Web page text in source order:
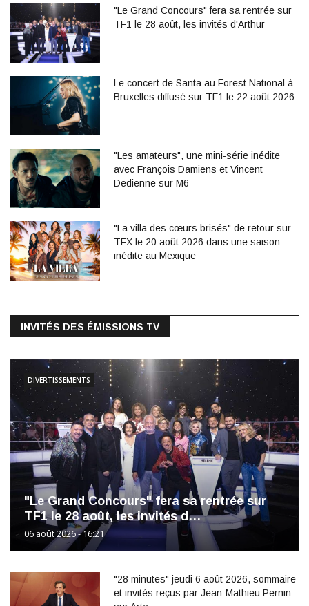
"Le Grand Concours" fera sa rentrée sur
TF1 le 28 août, les invités d'Arthur
Le concert de Santa au Forest National à
Bruxelles diffusé sur TF1 le 22 août 2026
"Les amateurs", une mini-série inédite
avec François Damiens et Vincent
Dedienne sur M6
"La villa des cœurs brisés" de retour sur
TFX le 20 août 2026 dans une saison
inédite au Mexique
INVITÉS DES ÉMISSIONS TV
"Le Grand Concours" fera sa rentrée sur
TF1 le 28 août, les invités d…
06 août 2026 - 16:21
DIVERTISSEMENTS
"28 minutes" jeudi 6 août 2026, sommaire
et invités reçus par Jean-Mathieu Pernin